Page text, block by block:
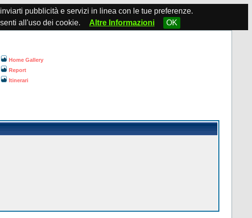
pubblicità e servizi in linea con le tue preferenze.
all'uso dei cookie.
Altre Informazioni OK
Home Gallery
Report
Itinerari